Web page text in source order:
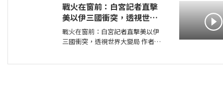
Vignola） 出版社：麥田 出版日
期：2024-05-30 00:00:00 ＜內容簡
介＞ 無法
戰火在窗前：白宮記者直擊
美以伊三國衝突，透視世界
大變局
戰火在窗前：白宮記者直擊美以伊
三國衝突，透視世界大變局 作者：